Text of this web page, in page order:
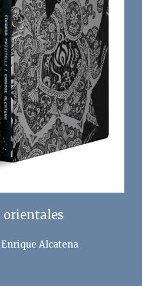
orientales
Enrique Alcatena